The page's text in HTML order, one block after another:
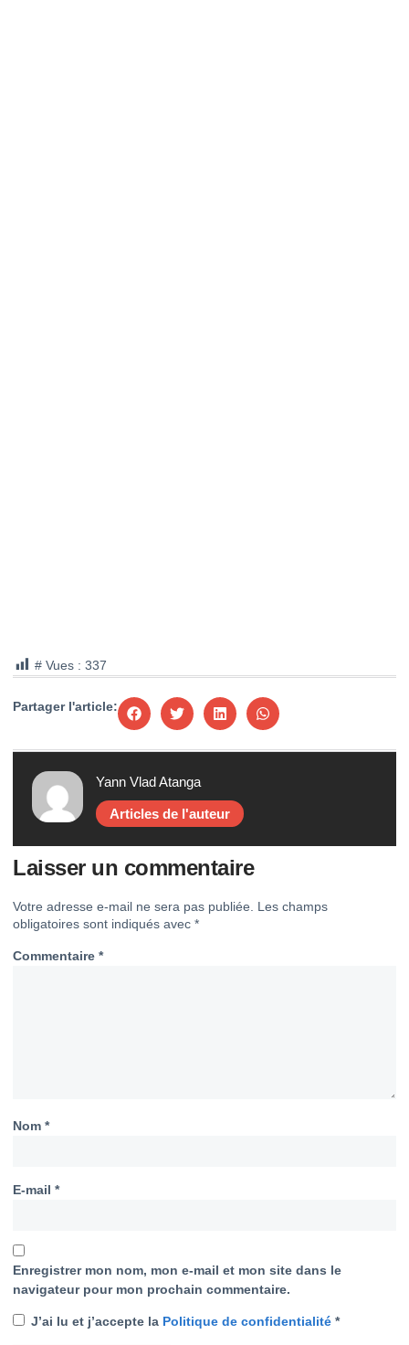
# Vues : 337
Partager l'article:
Yann Vlad Atanga
Articles de l'auteur
Laisser un commentaire
Votre adresse e-mail ne sera pas publiée. Les champs
obligatoires sont indiqués avec *
Commentaire *
Nom *
E-mail *
Enregistrer mon nom, mon e-mail et mon site dans le
navigateur pour mon prochain commentaire.
J’ai lu et j’accepte la Politique de confidentialité *